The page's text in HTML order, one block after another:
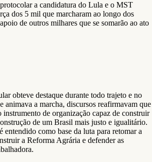
a candidatura do Lula e o MST
dos 5 mil que marcharam ao longo dos
de outros milhares que se somarão ao ato
obteve destaque durante todo trajeto e no
animava a marcha, discursos reafirmavam que
de organização capaz de construir
de um Brasil mais justo e igualitário.
entendido como base da luta para retomar a
a Reforma Agrária e defender as